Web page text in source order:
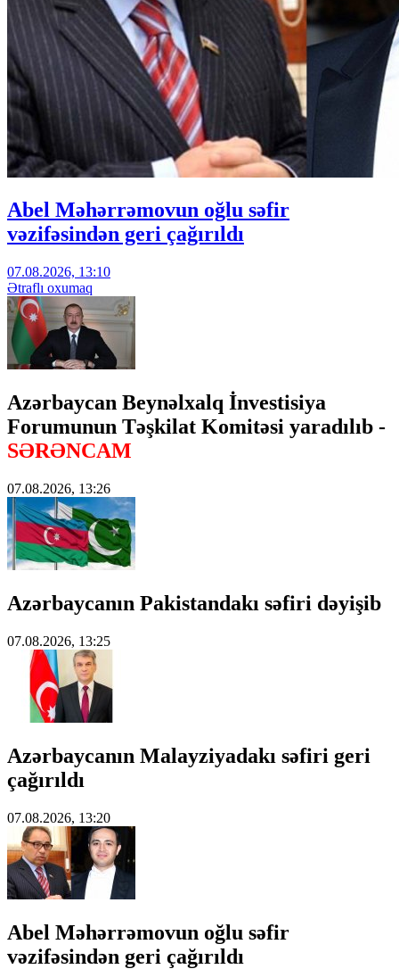
Abel Məhərrəmovun oğlu səfir
vəzifəsindən geri çağırıldı
07.08.2026, 13:10
Ətraflı oxumaq
Azərbaycan Beynəlxalq İnvestisiya
Forumunun Təşkilat Komitəsi yaradılıb -
SƏRƏNCAM
07.08.2026, 13:26
Azərbaycanın Pakistandakı səfiri dəyişib
07.08.2026, 13:25
Azərbaycanın Malayziyadakı səfiri geri
çağırıldı
07.08.2026, 13:20
Abel Məhərrəmovun oğlu səfir
vəzifəsindən geri çağırıldı